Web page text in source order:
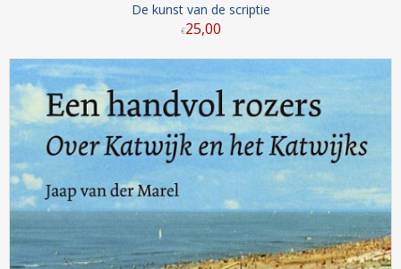
De kunst van de scriptie
€25,00